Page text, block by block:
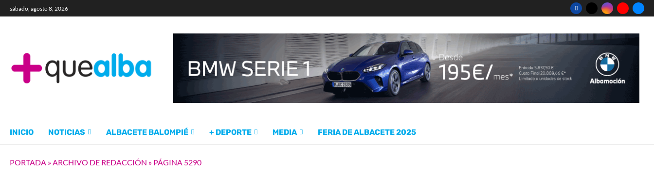
sábado, agosto 8, 2026
INICIO NOTICIAS ALBACETE BALOMPIÉ + DEPORTE MEDIA FERIA DE ALBACETE 2025
PORTADA »ARCHIVO DE REDACCIÓN » PÁGINA 5290